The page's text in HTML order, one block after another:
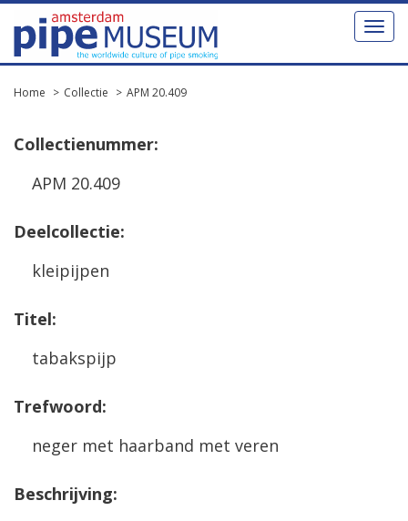
Toggle
Home Collectie APM 20.409
Collectienummer:
APM 20.409
Deelcollectie:
kleipijpen
Titel:
tabakspijp
Trefwoord:
neger met haarband met veren
Beschrijving: